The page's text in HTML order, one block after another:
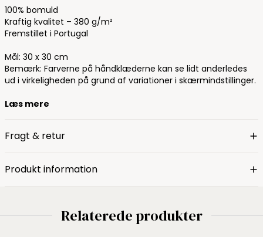
100% bomuld
Kraftig kvalitet – 380 g/m²
Fremstillet i Portugal
Mål: 30 x 30 cm
Bemærk: Farverne på håndklæderne kan se lidt anderledes
ud i virkeligheden på grund af variationer i skærmindstillinger.
Læs mere
Fragt & retur
Produkt information
Relaterede produkter